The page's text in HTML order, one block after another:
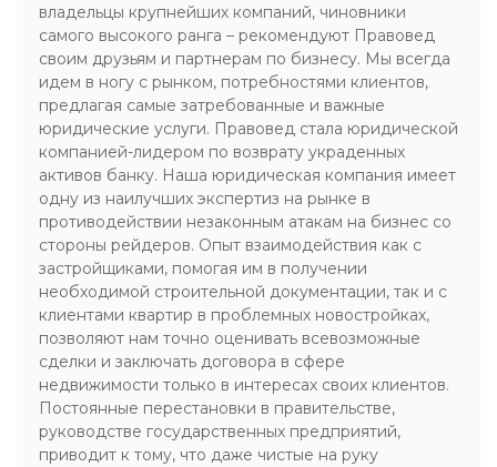
владельцы крупнейших компаний, чиновники
самого высокого ранга – рекомендуют Правовед
своим друзьям и партнерам по бизнесу. Мы всегда
идем в ногу с рынком, потребностями клиентов,
предлагая самые затребованные и важные
юридические услуги. Правовед стала юридической
компанией-лидером по возврату украденных
активов банку. Наша юридическая компания имеет
одну из наилучших экспертиз на рынке в
противодействии незаконным атакам на бизнес со
стороны рейдеров. Опыт взаимодействия как с
застройщиками, помогая им в получении
необходимой строительной документации, так и с
клиентами квартир в проблемных новостройках,
позволяют нам точно оценивать всевозможные
сделки и заключать договора в сфере
недвижимости только в интересах своих клиентов.
Постоянные перестановки в правительстве,
руководстве государственных предприятий,
приводит к тому, что даже чистые на руку